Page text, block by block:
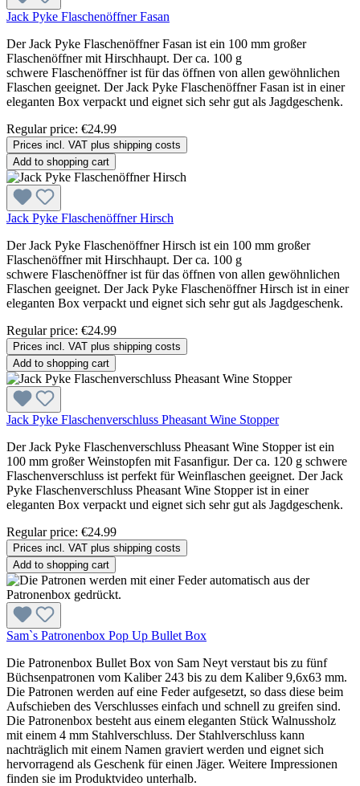
Jack Pyke Flaschenöffner Fasan
Der Jack Pyke Flaschenöffner Fasan ist ein 100 mm großer
Flaschenöffner mit Hirschhaupt. Der ca. 100 g
schwere Flaschenöffner ist für das öffnen von allen gewöhnlichen
Flaschen geeignet. Der Jack Pyke Flaschenöffner Fasan ist in einer
eleganten Box verpackt und eignet sich sehr gut als Jagdgeschenk.
Regular price: €24.99
Prices incl. VAT plus shipping costs
Add to shopping cart
Jack Pyke Flaschenöffner Hirsch
Der Jack Pyke Flaschenöffner Hirsch ist ein 100 mm großer
Flaschenöffner mit Hirschhaupt. Der ca. 100 g
schwere Flaschenöffner ist für das öffnen von allen gewöhnlichen
Flaschen geeignet. Der Jack Pyke Flaschenöffner Hirsch ist in einer
eleganten Box verpackt und eignet sich sehr gut als Jagdgeschenk.
Regular price: €24.99
Prices incl. VAT plus shipping costs
Add to shopping cart
Jack Pyke Flaschenverschluss Pheasant Wine Stopper
Der Jack Pyke Flaschenverschluss Pheasant Wine Stopper ist ein
100 mm großer Weinstopfen mit Fasanfigur. Der ca. 120 g schwere
Flaschenverschluss ist perfekt für Weinflaschen geeignet. Der Jack
Pyke Flaschenverschluss Pheasant Wine Stopper ist in einer
eleganten Box verpackt und eignet sich sehr gut als Jagdgeschenk.
Regular price: €24.99
Prices incl. VAT plus shipping costs
Add to shopping cart
Sam`s Patronenbox Pop Up Bullet Box
Die Patronenbox Bullet Box von Sam Neyt verstaut bis zu fünf
Büchsenpatronen vom Kaliber 243 bis zu dem Kaliber 9,6x63 mm.
Die Patronen werden auf eine Feder aufgesetzt, so dass diese beim
Aufschieben des Verschlusses einfach und schnell zu greifen sind.
Die Patronenbox besteht aus einem eleganten Stück Walnussholz
mit einem 4 mm Stahlverschluss. Der Stahlverschluss kann
nachträglich mit einem Namen graviert werden und eignet sich
hervorragend als Geschenk für einen Jäger. Weitere Impressionen
finden sie im Produktvideo unterhalb.